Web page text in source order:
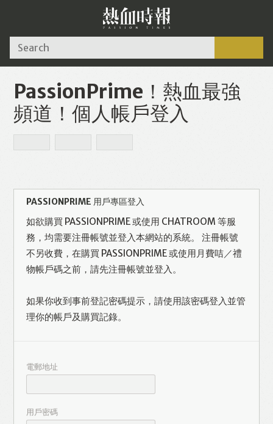
Search
PassionPrime！熱血最強
頻道！個人帳戶登入
PASSIONPRIME 用戶專區登入
如欲購買 PASSIONPRIME 或使用 CHATROOM 等服
務，均需要注冊帳號並登入本網站的系統。 注冊帳號
不另收費，在購買 PASSIONPRIME 或使用月費咭／禮
物帳戶碼之前，請先注冊帳號並登入。
如果你收到事前登記密碼提示，請使用該密碼登入並管
理你的帳戶及購買記錄。
電郵地址
用戶密碼